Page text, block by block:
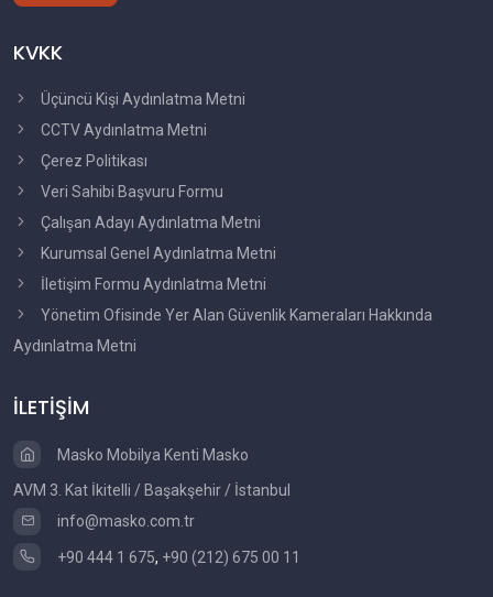
KVKK
Üçüncü Kişi Aydınlatma Metni
CCTV Aydınlatma Metni
Çerez Politikası
Veri Sahibi Başvuru Formu
Çalışan Adayı Aydınlatma Metni
Kurumsal Genel Aydınlatma Metni
İletişim Formu Aydınlatma Metni
Yönetim Ofisinde Yer Alan Güvenlik Kameraları Hakkında
Aydınlatma Metni
İLETİŞİM
Masko Mobilya Kenti Masko
AVM 3. Kat İkitelli / Başakşehir / İstanbul
info@masko.com.tr
+90 444 1 675, +90 (212) 675 00 11